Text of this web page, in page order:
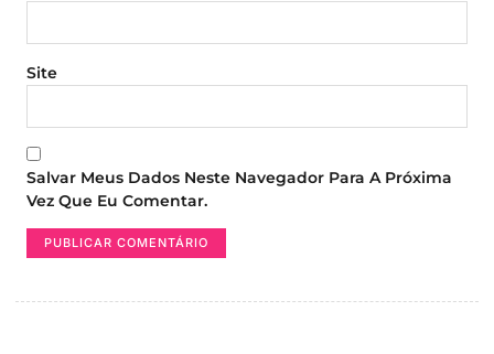
Site
Salvar Meus Dados Neste Navegador Para A Próxima
Vez Que Eu Comentar.